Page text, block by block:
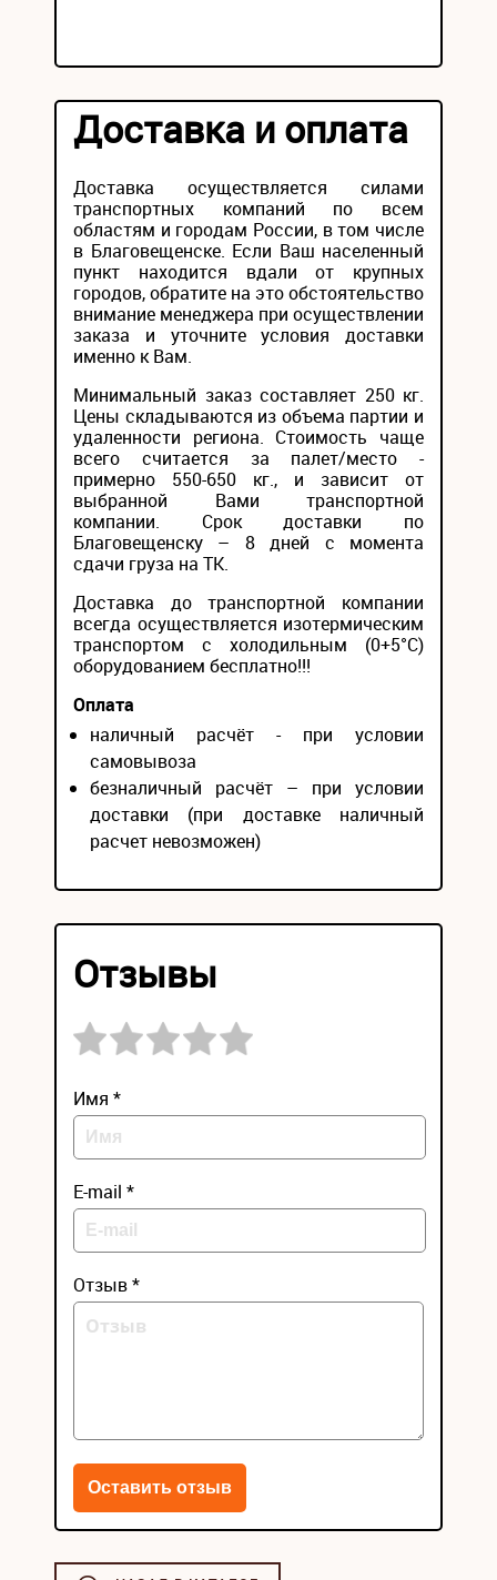
Доставка и оплата
Доставка осуществляется силами
транспортных компаний по всем
областям и городам России, в том числе
в Благовещенске. Если Ваш населенный
пункт находится вдали от крупных
городов, обратите на это обстоятельство
внимание менеджера при осуществлении
заказа и уточните условия доставки
именно к Вам.
Минимальный заказ составляет 250 кг.
Цены складываются из объема партии и
удаленности региона. Стоимость чаще
всего считается за палет/место -
примерно 550-650 кг., и зависит от
выбранной Вами транспортной
компании. Срок доставки по
Благовещенску – 8 дней с момента
сдачи груза на ТК.
Доставка до транспортной компании
всегда осуществляется изотермическим
транспортом с холодильным (0+5°С)
оборудованием бесплатно!!!
Оплата
наличный расчёт - при условии
самовывоза
безналичный расчёт – при условии
доставки (при доставке наличный
расчет невозможен)
Отзывы
Имя *
E-mail *
Отзыв *